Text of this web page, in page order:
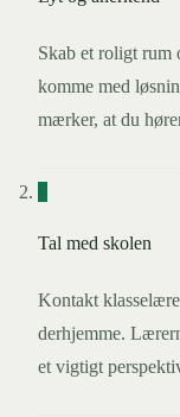
Skab et roligt rum
komme med
mærker, at du
2
Tal med skolen
Kontakt
derhjemme.
et vigtigt